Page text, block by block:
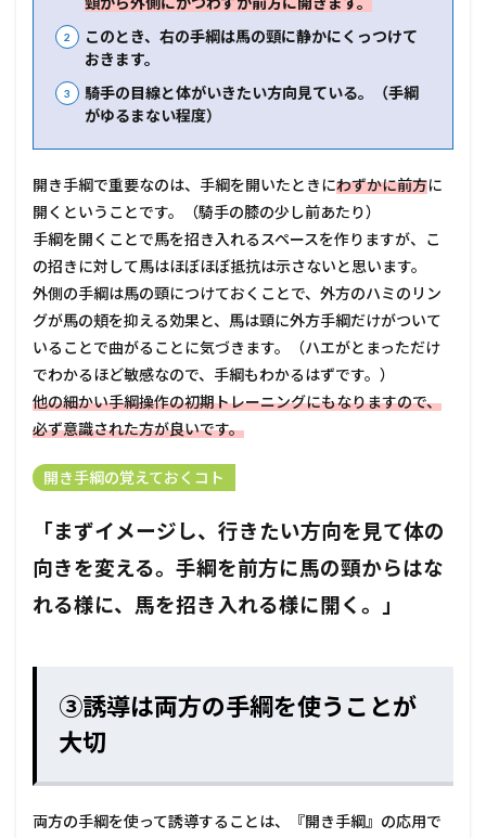
このとき、右の手綱は馬の頸に静かにくっつけて
おきます。
騎手の目線と体がいきたい方向見ている。（手綱
がゆるまない程度）
開き手綱で重要なのは、手綱を開いたときにわずかに前方に
開くということです。（騎手の膝の少し前あたり）
手綱を開くことで馬を招き入れるスペースを作りますが、こ
の招きに対して馬はほぼほぼ抵抗は示さないと思います。
外側の手綱は馬の頸につけておくことで、外方のハミのリン
グが馬の頬を抑える効果と、馬は頸に外方手綱だけがついて
いることで曲がることに気づきます。（ハエがとまっただけ
でわかるほど敏感なので、手綱もわかるはずです。）
他の細かい手綱操作の初期トレーニングにもなりますので、
必ず意識された方が良いです。
開き手綱の覚えておくコト
「まずイメージし、行きたい方向を見て体の
向きを変える。手綱を前方に馬の頸からはな
れる様に、馬を招き入れる様に開く。」
③誘導は両方の手綱を使うことが
大切
両方の手綱を使って誘導することは、『開き手綱』の応用で